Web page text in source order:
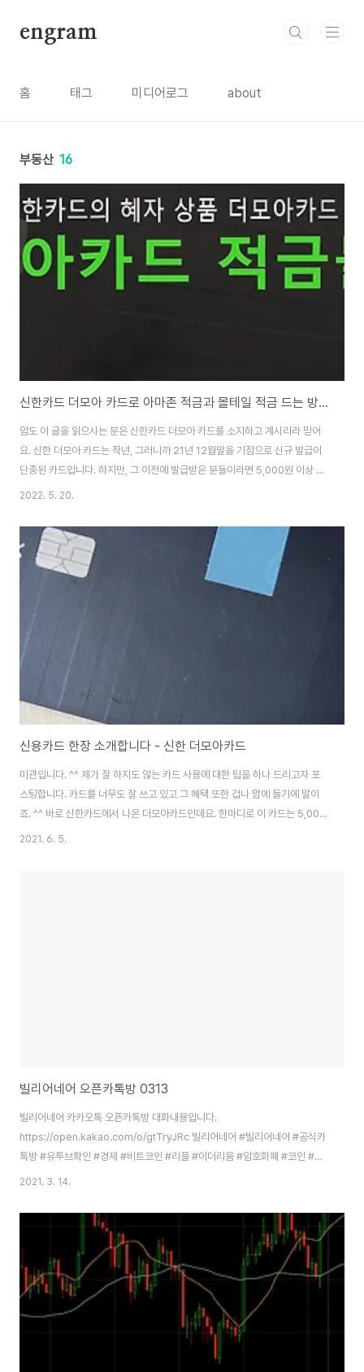
engram
홈 태그 미디어로그 about
부동산 16
신한카드 더모아 카드로 아마존 적금과 몰테일 적금 드는 방법 관세 부가세 30% 할인 받는 법 나는 더모아 적금 포인트 두배 받아요
암도 이 글을 읽으시는 분은 신한카드 더모아 카드를 소지하고 계시리라 믿어
요. 신한 더모아 카드는 작년, 그러니까 21년 12월말을 기점으로 신규 발급이
단종된 카드입니다. 하지만, 그 이전에 발급받은 분들이라면 5,000원 이상 결
제건에 대해 천원 미만단위의 금액은 포인트로 적립해 준다는 사실을 잘 아실
있습니다. 제가 사용하는 포인트 많이 받는 방법은, 마트 등에서 결제할 경우에
먼저 묻습니다. "카드 두장으로 나뉘어 결제 가능한가요 ?" 당연히 가능하지만
방법을 모르는 캐셔분들이 계시기에 묻는거죠. 가능하다면, 더모아 카드를 먼
저 주고 "5,990원만 이걸로 해주고, 나머진 이 카드로 해주세요." 라고 애길 해
2022. 5. 20.
신용카드 한장 소개합니다 - 신한 더모아카드
미관입니다. ^^ 제가 잘 하지도 않는 카드 사용에 대한 팁을 하나 드리고자 포
스팅합니다. 카드를 너무도 잘 쓰고 있고 그 혜택 또한 겁나 맘에 들기에 말이
죠. ^^ 바로 신한카드에서 나온 더모아카드인데요. 한마디로 이 카드는 5,000
원 이상 결제껀에 대해서 천원 미만 금액을 무조건 적립해 줍니다. 그러니까,
2021. 6. 5.
빌리어네어 오픈카톡방 0313
빌리어네어 카카오톡 오픈카톡방 대화내용입니다.
https://open.kakao.com/o/gtTryJRc 빌리어네어 #빌리어네어 #공식카
톡방 #유투브확인 #경제 #비트코인 #리플 #이더리움 #암호화폐 #코인 #라
코 open.kakao.com --------------- 2021년 3월 13일 토요일 ------
리플/여오전 12:06저기 혹시 코인원 데일리 리워드 스테이킹기능 이용들 하시
는지요., 코인보유만하고있어도 리워드해준다는데 믿을만 한지 하시는분들 계
신가요? 가쥬아/체인링크/남자오전 12:10네 믿을만해요 스카이최/이더 리플/
여오전 12:11앗 넵넵 감사합니다~^^ 약/비캐/여님이 나갔습니다. 이노/라코,
세타/남오..
2021. 3. 14.